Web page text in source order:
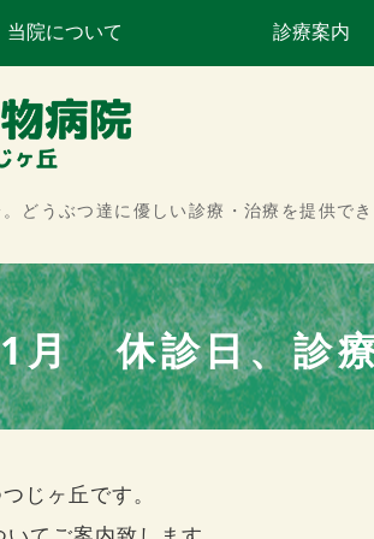
どうぶつ達に優しい診療・治療を提供で
当院について 診療案内
月 休診日、診
じヶ丘です。